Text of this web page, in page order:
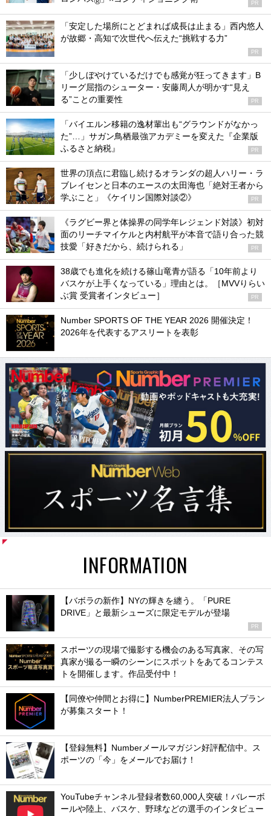
PR
「安定した場所にとどまれば成長は止まる」西内悠人
が故郷・高知で次世代へ伝えた“挑戦する力”
PR
「少しぼやけているだけでも感覚が狂ってきます」B
リーグ屈指のシューター・安藤周人が明かす“見え
る”ことの重要性
PR
「バイエルン移籍の逸材輩出も“グラウンドがなかっ
た”…」サガン鳥栖最強アカデミーを変えた『企業版
ふるさと納税』
PR
世界の頂点に君臨し続けるオランダの超人ハリー・ラ
ブレイセンと日本のエースの太田海也「絶対王者から
学ぶこと」《ケイリン国際対談②》
PR
《ラグビー界と体操界の同学年レジェンド対談》初対
面のリーチマイケルと内村航平が本音で語り合った競
技愛「好きだから、続けられる」
PR
38歳でも進化を続ける篠山竜青が語る「10年前より
バスケが上手くなっている」理由とは。［MVVりらい
ぶ賞 受賞者インタビュー］
PR
Number SPORTS OF THE YEAR 2026 開催決定！
2026年を代表するアスリートを表彰
INFORMATION
【バボラの新作】NYの輝きを纏う。「PURE
DRIVE」と最新シューズに限定モデルが登場
PR
スポーツの現場で撮影する機会のある写真家、その写
真家が撮る一瞬のシーンにスポットをあてるコンテス
トを開催します。作品受付中！
【同僚や仲間とお得に】NumberPREMIER法人プラン
が募集スタート！
【登録無料】Numberメールマガジン好評配信中。ス
ポーツの「今」をメールでお届け！
YouTubeチャンネル登録者数60,000人突破！バレーボ
ールや陸上、バスケ、野球などの選手のインタビュー